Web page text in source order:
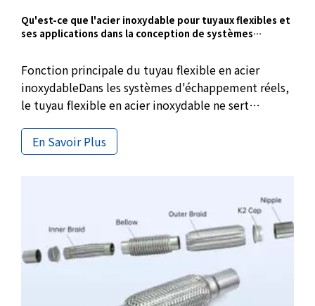
Qu'est-ce que l'acier inoxydable pour tuyaux flexibles et
ses applications dans la conception de systèmes
Fonction principale du tuyau flexible en acier
inoxydableDans les systèmes d'échappement réels,
le tuyau flexible en acier inoxydable ne sert
d'échappement, mais est utilisé pour résoudre un
problème existant de longue date mais souvent
En Savoir Plus